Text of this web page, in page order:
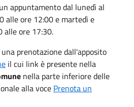
appuntamento dal lunedì al
alle ore 12:00 e martedì e
alle ore 17:30.
prenotazione dall'apposito
il cui link è presente nella
nella parte inferiore delle
alla voce Prenota un